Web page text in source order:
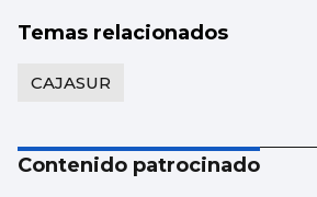
Temas relacionados
CAJASUR
Contenido patrocinado